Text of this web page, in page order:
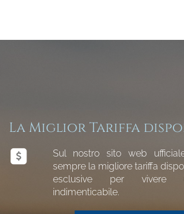
La Miglior Tariffa
Sul nostro sito web
sempre la migliore tariffa
esclusive per vivere
indimenticabile.